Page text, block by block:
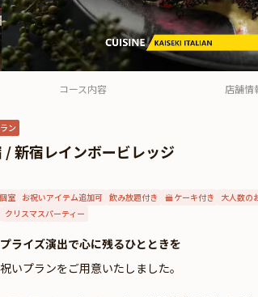
コース内容 店舗情
ン
新宿レインボービレッジ
個室 お祝いアイテム追加可 飲み放題付き ケーキ付き 大人数の
クリスマスパーティー
ライズ演出で心に残るひとときを
いプランをご用意いたしました。